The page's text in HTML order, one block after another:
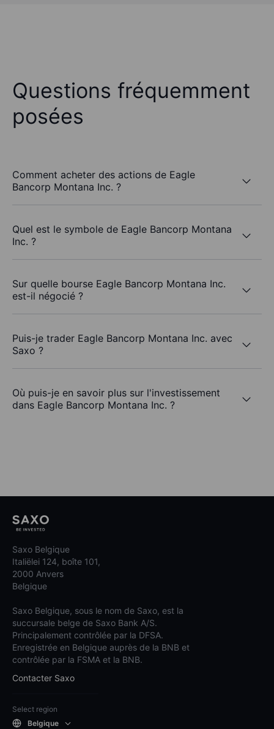
Questions fréquemment
posées
Comment acheter des actions de Eagle
Bancorp Montana Inc. ?
Quel est le symbole de Eagle Bancorp Montana
Inc. ?
Sur quelle bourse Eagle Bancorp Montana Inc.
est-il négocié ?
Puis-je trader Eagle Bancorp Montana Inc. avec
Saxo ?
Où puis-je en savoir plus sur l'investissement
dans Eagle Bancorp Montana Inc. ?
Saxo Belgique
Italiëlei 124, boîte 101,
2000 Anvers
Belgique
Saxo Belgique, sous le nom de Saxo, est la
succursale belge de Saxo Bank A/S.
Principalement contrôlée par la DFSA.
Enregistrée en Belgique auprès de la BNB et
contrôlée par la FSMA et la BNB.
Contacter Saxo
Select region
Belgique